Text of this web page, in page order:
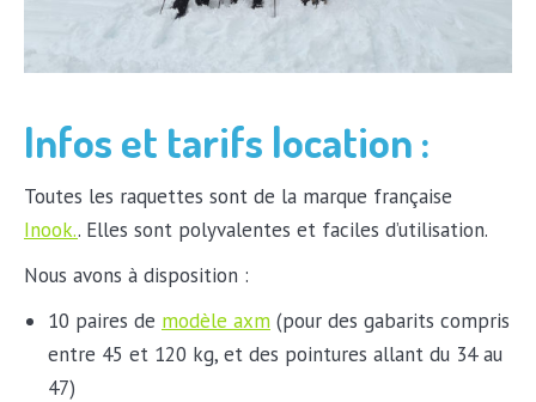
Infos et tarifs location :
Toutes les raquettes sont de la marque française
Inook.. Elles sont polyvalentes et faciles d’utilisation.
Nous avons à disposition :
10 paires de modèle axm (pour des gabarits compris
entre 45 et 120 kg, et des pointures allant du 34 au
47)